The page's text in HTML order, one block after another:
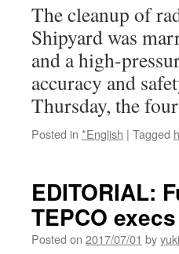
The cleanup of
Shipyard was
and a high-
accuracy and
Thursday, the
Posted in *English | Tagged
EDITORIAL:
TEPCO
Posted on 2017/07/01 by